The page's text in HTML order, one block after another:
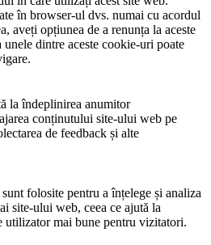
în browser-ul dvs. numai cu acordul
aveți opțiunea de a renunța la aceste
dintre aceste cookie-uri poate
la îndeplinirea anumitor
conținutului site-ului web pe
de feedback și alte
folosite pentru a înțelege și analiza
site-ului web, ceea ce ajută la
utilizator mai bune pentru vizitatori.